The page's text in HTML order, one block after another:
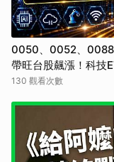
0050、0052、
帶旺台股飆漲！科技
130 觀看次數